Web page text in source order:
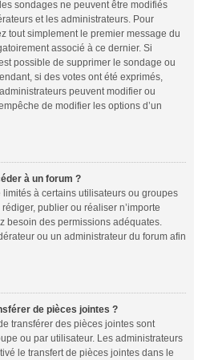
sondages ne peuvent être modifiés
et les administrateurs. Pour
tout simplement le premier message du
associé à ce dernier. Si
possible de supprimer le sondage ou
si des votes ont été exprimés,
peuvent modifier ou
de modifier les options d’un
à un forum ?
à certains utilisateurs ou groupes
publier ou réaliser n’importe
besoin des permissions adéquates.
ou un administrateur du forum afin
de pièces jointes ?
transférer des pièces jointes sont
ou par utilisateur. Les administrateurs
le transfert de pièces jointes dans le